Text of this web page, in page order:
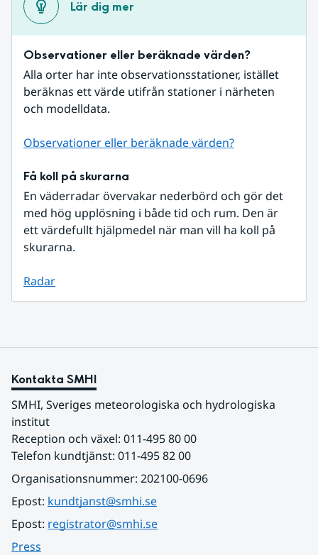
Lär dig mer
Observationer eller beräknade värden?
Alla orter har inte observationsstationer, istället
beräknas ett värde utifrån stationer i närheten
och modelldata.
Observationer eller beräknade värden?
Få koll på skurarna
En väderradar övervakar nederbörd och gör det
med hög upplösning i både tid och rum. Den är
ett värdefullt hjälpmedel när man vill ha koll på
skurarna.
Radar
Kontakta SMHI
SMHI, Sveriges meteorologiska och hydrologiska
institut
Reception och växel: 011-495 80 00
Telefon kundtjänst: 011-495 82 00
Organisationsnummer: 202100-0696
Epost: kundtjanst@smhi.se
Epost: registrator@smhi.se
Press